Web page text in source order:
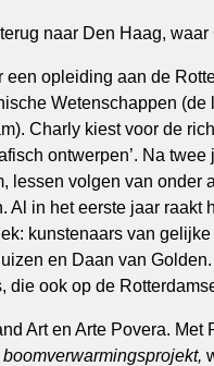
naar Den Haag,
opleiding aan de
Wetenschappen (de
Charly kiest voor de
ontwerpen’. Na
lessen volgen van onder
Al in het eerste jaar raakt
kunstenaars van
en Daan van
die ook op de
Art en Arte Povera. Met
boomverwarmingsprojekt,